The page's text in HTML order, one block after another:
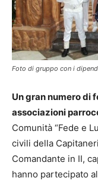
Foto di gruppo con i
Un gran numero di
associazioni
Comunità “Fede e
civili della
Comandante in II,
hanno partecipato